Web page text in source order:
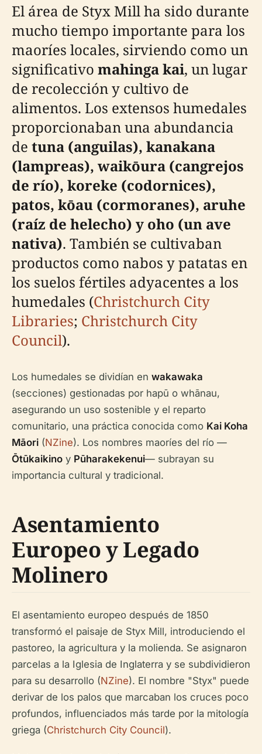
El área de Styx Mill ha sido durante
mucho tiempo importante para los
maoríes locales, sirviendo como un
significativo mahinga kai, un lugar
de recolección y cultivo de
alimentos. Los extensos humedales
proporcionaban una abundancia
de tuna (anguilas), kanakana
(lampreas), waikōura (cangrejos
de río), koreke (codornices),
patos, kōau (cormoranes), aruhe
(raíz de helecho) y oho (un ave
nativa). También se cultivaban
productos como nabos y patatas en
los suelos fértiles adyacentes a los
humedales (Christchurch City
Libraries; Christchurch City
Council).
Los humedales se dividían en wakawaka
(secciones) gestionadas por hapū o whānau,
asegurando un uso sostenible y el reparto
comunitario, una práctica conocida como Kai Koha
Māori (NZine). Los nombres maoríes del río —
Ōtūkaikino y Pūharakekenui— subrayan su
importancia cultural y tradicional.
Asentamiento
Europeo y Legado
Molinero
El asentamiento europeo después de 1850
transformó el paisaje de Styx Mill, introduciendo el
pastoreo, la agricultura y la molienda. Se asignaron
parcelas a la Iglesia de Inglaterra y se subdividieron
para su desarrollo (NZine). El nombre "Styx" puede
derivar de los palos que marcaban los cruces poco
profundos, influenciados más tarde por la mitología
griega (Christchurch City Council).